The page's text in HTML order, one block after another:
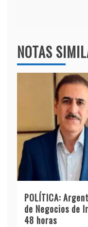
NOTAS
POLÍTICA:
de Negocios de
48 horas